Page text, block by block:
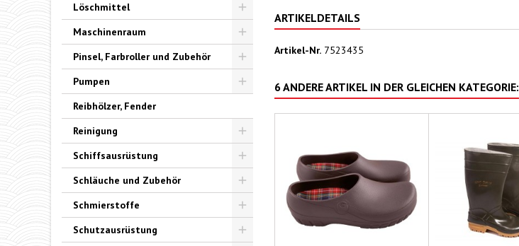
Löschmittel
Toggle
Maschinenraum
Toggle
Pinsel, Farbroller und Zubehör
Pumpen
Toggle
Reibhölzer, Fender
Reinigung
Schiffsausrüstung
Toggle
Schläuche und Zubehör
Toggle
Schmierstoffe
Toggle
Schutzausrüstung
ARTIKELDETAILS
Artikel-Nr. 7523435
6 ANDERE ARTIKEL IN DER GLEICHEN KATEGORIE: